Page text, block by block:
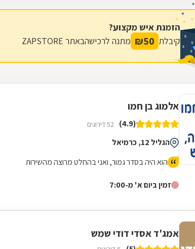
הזמנת איש מקצוע?
קיבלת 50
₪ מתנה לרכישהבאתר ZAPSTORE
אלמוג בן חמו
(4.9) 52 דירוגים
הגליל 12, כרמיאל
הוא היה בסדר גמור, ואני בהחלט מרוצה מהשירות
זמין ביום א' מ-7:00
אמג'ד אסדי דודי שמש